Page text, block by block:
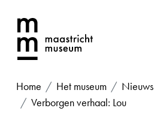
Home Het museum
Nieuws
Verborgen verhaal: Lou